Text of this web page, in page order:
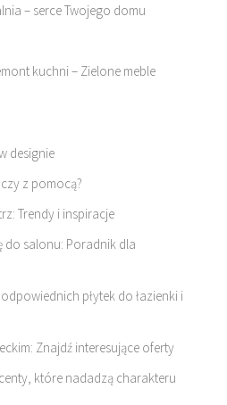
– serce Twojego domu
kuchni – Zielone meble
designie
z pomocą?
Trendy i inspiracje
do salonu: Poradnik dla
płytek do łazienki i
Znajdź interesujące oferty
które nadadzą charakteru